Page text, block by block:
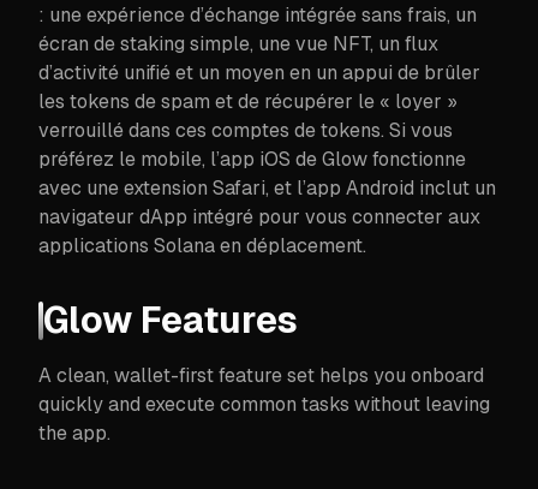
: une expérience d’échange intégrée sans frais, un
écran de staking simple, une vue NFT, un flux
d’activité unifié et un moyen en un appui de brûler
les tokens de spam et de récupérer le « loyer »
verrouillé dans ces comptes de tokens. Si vous
préférez le mobile, l’app iOS de Glow fonctionne
avec une extension Safari, et l’app Android inclut un
navigateur dApp intégré pour vous connecter aux
applications Solana en déplacement.
Glow Features
A clean, wallet-first feature set helps you onboard
quickly and execute common tasks without leaving
the app.